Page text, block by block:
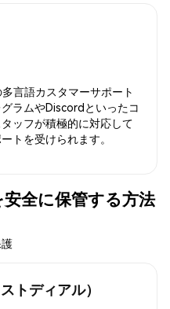
言語カスタマーサポート
ラムやDiscordといったコ
ッフが積極的に対応して
トを受けられます。
全に保管する方法
トディアル）